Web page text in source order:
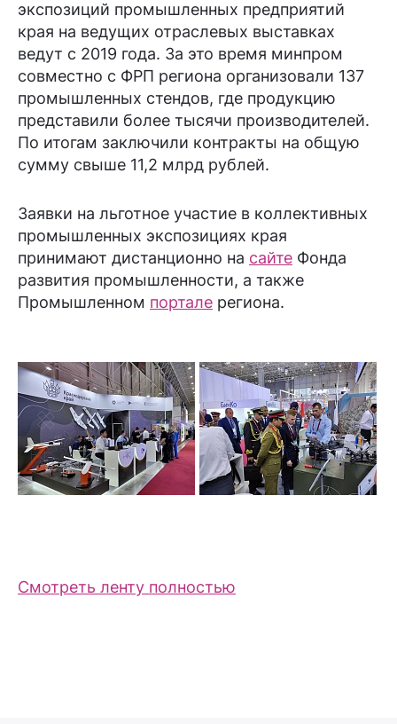
экспозиций промышленных предприятий
края на ведущих отраслевых выставках
ведут с 2019 года. За это время минпром
совместно с ФРП региона организовали 137
промышленных стендов, где продукцию
представили более тысячи производителей.
По итогам заключили контракты на общую
сумму свыше 11,2 млрд рублей.
Заявки на льготное участие в коллективных
промышленных экспозициях края
принимают дистанционно на сайте Фонда
развития промышленности, а также
Промышленном портале региона.
Смотреть ленту полностью